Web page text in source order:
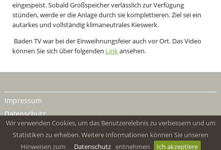
Wir verwenden Cookies, um das Benutzerelebnis zu verbessern und um
Statistiken zu erheben. Weitere Informationen können Sie unseren
Hinweisen zum
Datenschutz entnehmen Ich akzeptiere
eingespeist. Sobald Großspeicher verlässlich zur Verfügung
stünden, werde er die Anlage durch sie komplettieren. Ziel sei ein
autarkes und vollständig klimaneutrales Kieswerk.
Baden TV war bei der Einweihnungsfeier auch vor Ort. Das Video
können Sie sich über folgenden Linkansehen.
Impressum
Datenschutz